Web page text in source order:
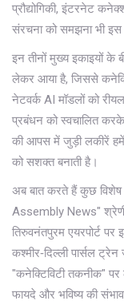
प्रौद्योगिकी, इंटरनेट
संरचनाको समझना भी
इन तीनों मुख्य इकाइयों के
लेकर आया है, जिससे
नेटवर्क AI मॉडलों को
प्रबंधन को स्वचालित
की आपस में जुड़ी लकीरें
को सशक्त बनाती है।
अब बात करते हैं कुछ
Assembly News"
तिरुवनंतपुरम एयरपोर्ट
कश्मीर‑दिल्ली पार्सल
"कनेक्टिविटी तकनीक" पर
फायदे और भविष्य की